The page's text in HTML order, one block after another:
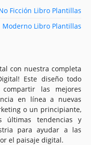
Ficción Libro Plantillas
Moderno Libro Plantillas
con nuestra completa
Este diseño todo
las mejores
en línea a nuevas
o un principiante,
últimas tendencias y
para ayudar a las
el paisaje digital.